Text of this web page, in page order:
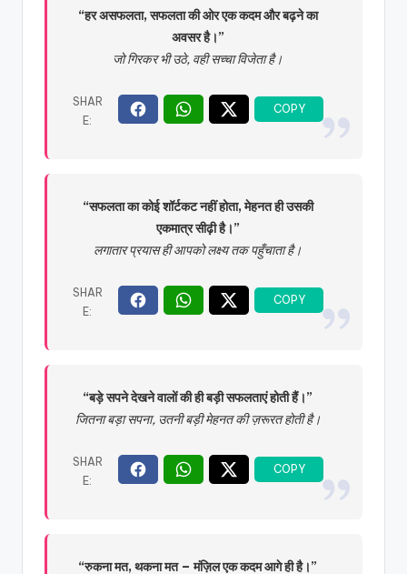
“हर असफलता, सफलता की ओर एक कदम और बढ़ने का
अवसर है।”
जो गिरकर भी उठे, वही सच्चा विजेता है।
“सफलता का कोई शॉर्टकट नहीं होता, मेहनत ही उसकी
एकमात्र सीढ़ी है।”
लगातार प्रयास ही आपको लक्ष्य तक पहुँचाता है।
“बड़े सपने देखने वालों की ही बड़ी सफलताएं होती हैं।”
जितना बड़ा सपना, उतनी बड़ी मेहनत की ज़रूरत होती है।
“रुकना मत, थकना मत – मंज़िल एक कदम आगे ही है।”